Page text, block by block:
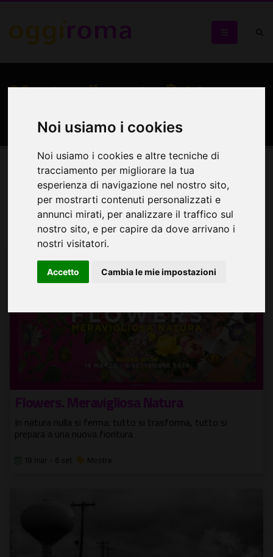
Noi usiamo i cookies
Noi usiamo i cookies e altre tecniche di
tracciamento per migliorare la tua
esperienza di navigazione nel nostro sito,
per mostrarti contenuti personalizzati e
annunci mirati, per analizzare il traffico sul
nostro sito, e per capire da dove arrivano i
nostri visitatori.
Accetto Cambia le mie impostazioni
Mostre di martedì 11
agosto 2026
Seleziona: Mostre
Cerca eventi
Flowers. Meravigliosa Natura
In natura nulla si ferma: tutto si trasforma, tutto si
prepara a una nuova fioritura
18 mar - 6 set Mostre